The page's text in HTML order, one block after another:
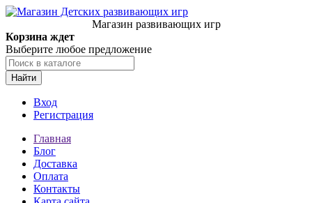
Магазин развивающих игр
Корзина ждет
Выберите любое предложение
Найти
Вход
Регистрация
Главная
Блог
Доставка
Оплата
Контакты